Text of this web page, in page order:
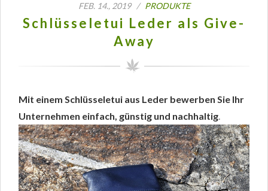
FEB. 14., 2019 / PRODUKTE
Schlüsseletui Leder als Give-
Away
Mit einem Schlüsseletui aus Leder bewerben Sie Ihr
Unternehmen einfach, günstig und nachhaltig.